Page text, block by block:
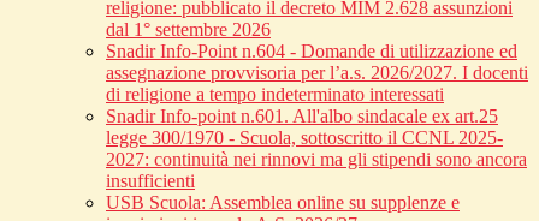
religione: pubblicato il decreto MIM 2.628 assunzioni
dal 1° settembre 2026
Snadir Info-Point n.604 - Domande di utilizzazione ed
assegnazione provvisoria per l’a.s. 2026/2027. I docenti
di religione a tempo indeterminato interessati
Snadir Info-point n.601. All'albo sindacale ex art.25
legge 300/1970 - Scuola, sottoscritto il CCNL 2025-
2027: continuità nei rinnovi ma gli stipendi sono ancora
insufficienti
USB Scuola: Assemblea online su supplenze e